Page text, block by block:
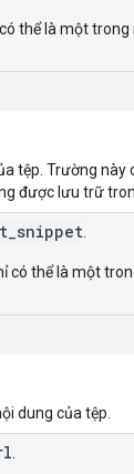
thể là một
tệp. Trường này
được lưu trữ
có thể là một
dung của tệp.